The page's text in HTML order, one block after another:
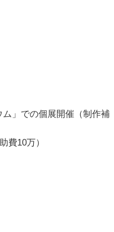
」での個展開催（制作補
費10万）